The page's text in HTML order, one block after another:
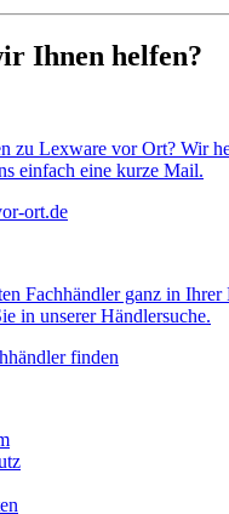
Ihnen helfen?
zu Lexware vor Ort? Wir
einfach eine kurze Mail.
ort.de
Fachhändler ganz in Ihrer
in unserer Händlersuche.
finden